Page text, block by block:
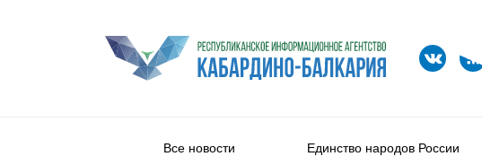
Все новости Единство народов России